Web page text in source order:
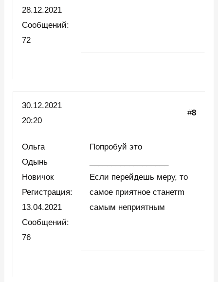
28.12.2021
Сообщений:
72
30.12.2021
20:20
#8
Ольга
Одынь
Новичок
Регистрация:
13.04.2021
Сообщений:
76
Попробуй это
Если перейдешь меру, то
самое приятное станетm
самым неприятным